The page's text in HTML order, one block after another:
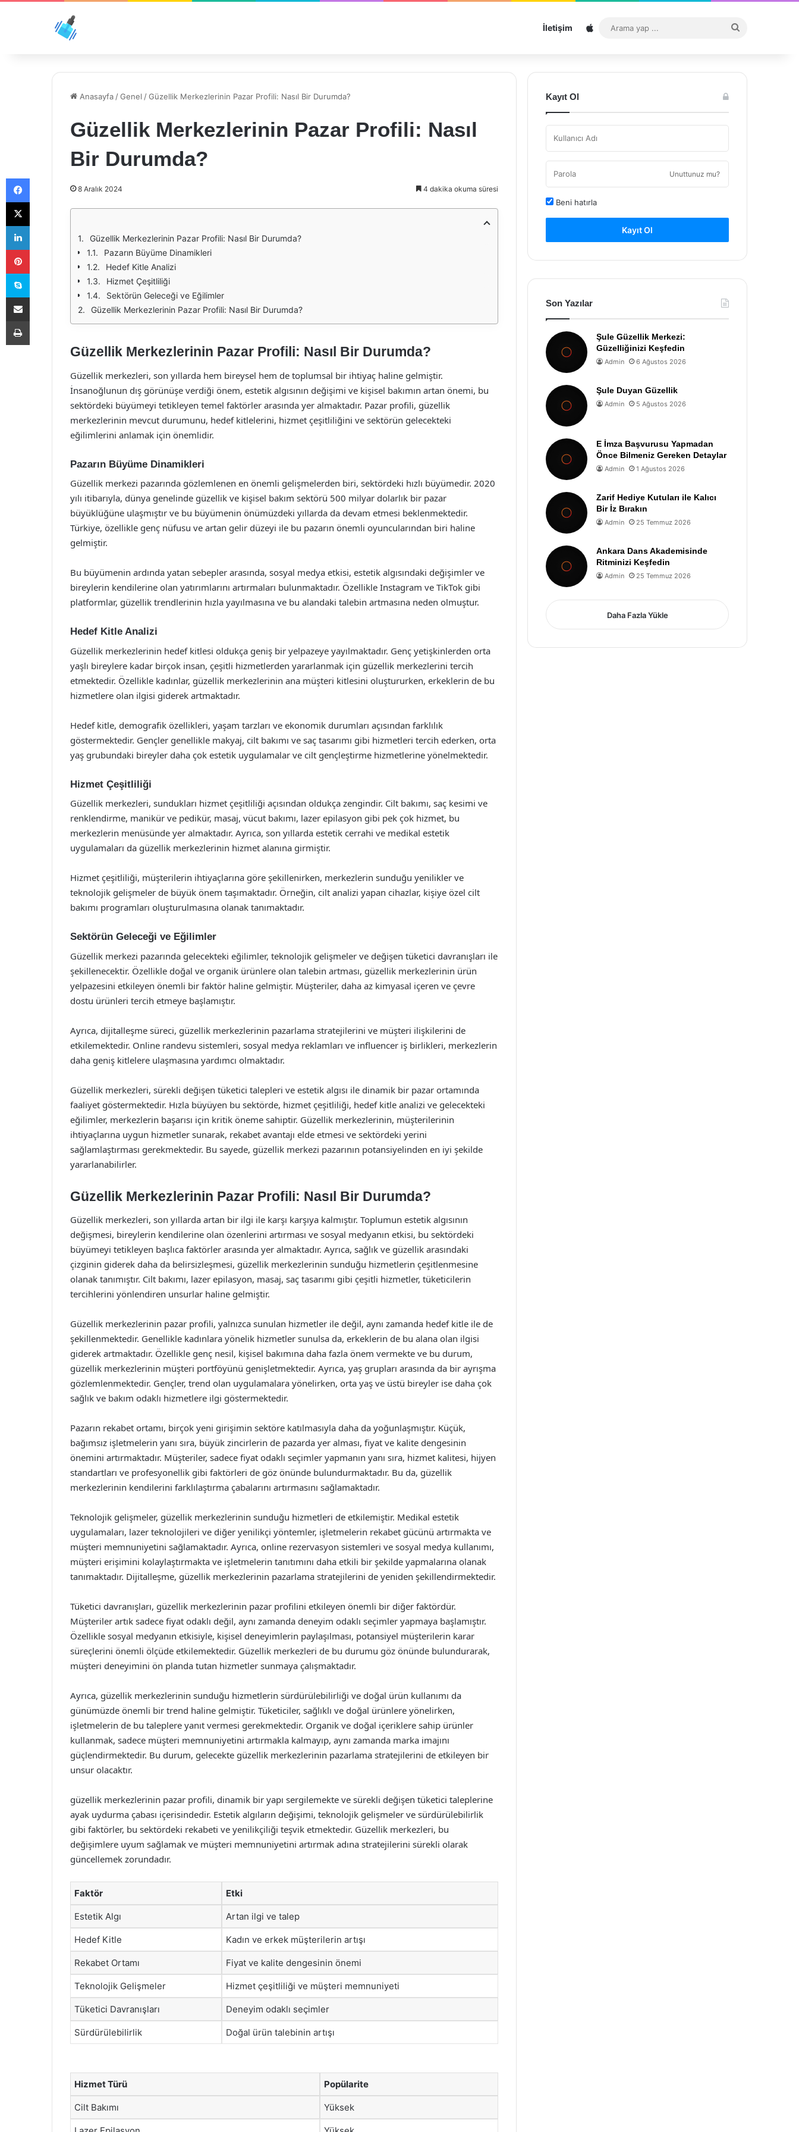
İletişim Sitemap
...
Anasayfa /Genel /Güzellik Merkezlerinin Pazar Profili: Nasıl Bir Durumda?
Güzellik Merkezlerinin Pazar Profili: Nasıl
Bir Durumda?
8 Aralık 2024 4 dakika okuma süresi
Güzellik Merkezlerinin Pazar Profili: Nasıl Bir Durumda?
Pazarın Büyüme Dinamikleri
Hedef Kitle Analizi
Hizmet Çeşitliliği
Sektörün Geleceği ve Eğilimler
Güzellik Merkezlerinin Pazar Profili: Nasıl Bir Durumda?
Güzellik Merkezlerinin Pazar Profili: Nasıl Bir Durumda?
Güzellik merkezleri, son yıllarda hem bireysel hem de toplumsal bir ihtiyaç haline gelmiştir.
İnsanoğlunun dış görünüşe verdiği önem, estetik algısının değişimi ve kişisel bakımın artan önemi, bu
sektördeki büyümeyi tetikleyen temel faktörler arasında yer almaktadır. Pazar profili, güzellik
merkezlerinin mevcut durumunu, hedef kitlelerini, hizmet çeşitliliğini ve sektörün gelecekteki
eğilimlerini anlamak için önemlidir.
Pazarın Büyüme Dinamikleri
Güzellik merkezi pazarında gözlemlenen en önemli gelişmelerden biri, sektördeki hızlı büyümedir. 2020
yılı itibarıyla, dünya genelinde güzellik ve kişisel bakım sektörü 500 milyar dolarlık bir pazar
büyüklüğüne ulaşmıştır ve bu büyümenin önümüzdeki yıllarda da devam etmesi beklenmektedir.
Türkiye, özellikle genç nüfusu ve artan gelir düzeyi ile bu pazarın önemli oyuncularından biri haline
gelmiştir.
Bu büyümenin ardında yatan sebepler arasında, sosyal medya etkisi, estetik algısındaki değişimler ve
bireylerin kendilerine olan yatırımlarını artırmaları bulunmaktadır. Özellikle Instagram ve TikTok gibi
platformlar, güzellik trendlerinin hızla yayılmasına ve bu alandaki talebin artmasına neden olmuştur.
Hedef Kitle Analizi
Güzellik merkezlerinin hedef kitlesi oldukça geniş bir yelpazeye yayılmaktadır. Genç yetişkinlerden orta
yaşlı bireylere kadar birçok insan, çeşitli hizmetlerden yararlanmak için güzellik merkezlerini tercih
etmektedir. Özellikle kadınlar, güzellik merkezlerinin ana müşteri kitlesini oluştururken, erkeklerin de bu
hizmetlere olan ilgisi giderek artmaktadır.
Hedef kitle, demografik özellikleri, yaşam tarzları ve ekonomik durumları açısından farklılık
göstermektedir. Gençler genellikle makyaj, cilt bakımı ve saç tasarımı gibi hizmetleri tercih ederken, orta
yaş grubundaki bireyler daha çok estetik uygulamalar ve cilt gençleştirme hizmetlerine yönelmektedir.
Hizmet Çeşitliliği
Güzellik merkezleri, sundukları hizmet çeşitliliği açısından oldukça zengindir. Cilt bakımı, saç kesimi ve
renklendirme, manikür ve pedikür, masaj, vücut bakımı, lazer epilasyon gibi pek çok hizmet, bu
merkezlerin menüsünde yer almaktadır. Ayrıca, son yıllarda estetik cerrahi ve medikal estetik
uygulamaları da güzellik merkezlerinin hizmet alanına girmiştir.
Hizmet çeşitliliği, müşterilerin ihtiyaçlarına göre şekillenirken, merkezlerin sunduğu yenilikler ve
teknolojik gelişmeler de büyük önem taşımaktadır. Örneğin, cilt analizi yapan cihazlar, kişiye özel cilt
bakımı programları oluşturulmasına olanak tanımaktadır.
Sektörün Geleceği ve Eğilimler
Güzellik merkezi pazarında gelecekteki eğilimler, teknolojik gelişmeler ve değişen tüketici davranışları ile
şekillenecektir. Özellikle doğal ve organik ürünlere olan talebin artması, güzellik merkezlerinin ürün
yelpazesini etkileyen önemli bir faktör haline gelmiştir. Müşteriler, daha az kimyasal içeren ve çevre
dostu ürünleri tercih etmeye başlamıştır.
Ayrıca, dijitalleşme süreci, güzellik merkezlerinin pazarlama stratejilerini ve müşteri ilişkilerini de
etkilemektedir. Online randevu sistemleri, sosyal medya reklamları ve influencer iş birlikleri, merkezlerin
daha geniş kitlelere ulaşmasına yardımcı olmaktadır.
Güzellik merkezleri, sürekli değişen tüketici talepleri ve estetik algısı ile dinamik bir pazar ortamında
faaliyet göstermektedir. Hızla büyüyen bu sektörde, hizmet çeşitliliği, hedef kitle analizi ve gelecekteki
eğilimler, merkezlerin başarısı için kritik öneme sahiptir. Güzellik merkezlerinin, müşterilerinin
ihtiyaçlarına uygun hizmetler sunarak, rekabet avantajı elde etmesi ve sektördeki yerini
sağlamlaştırması gerekmektedir. Bu sayede, güzellik merkezi pazarının potansiyelinden en iyi şekilde
yararlanabilirler.
Güzellik Merkezlerinin Pazar Profili: Nasıl Bir Durumda?
Güzellik merkezleri, son yıllarda artan bir ilgi ile karşı karşıya kalmıştır. Toplumun estetik algısının
değişmesi, bireylerin kendilerine olan özenlerini artırması ve sosyal medyanın etkisi, bu sektördeki
büyümeyi tetikleyen başlıca faktörler arasında yer almaktadır. Ayrıca, sağlık ve güzellik arasındaki
çizginin giderek daha da belirsizleşmesi, güzellik merkezlerinin sunduğu hizmetlerin çeşitlenmesine
olanak tanımıştır. Cilt bakımı, lazer epilasyon, masaj, saç tasarımı gibi çeşitli hizmetler, tüketicilerin
tercihlerini yönlendiren unsurlar haline gelmiştir.
Güzellik merkezlerinin pazar profili, yalnızca sunulan hizmetler ile değil, aynı zamanda hedef kitle ile de
şekillenmektedir. Genellikle kadınlara yönelik hizmetler sunulsa da, erkeklerin de bu alana olan ilgisi
giderek artmaktadır. Özellikle genç nesil, kişisel bakımına daha fazla önem vermekte ve bu durum,
güzellik merkezlerinin müşteri portföyünü genişletmektedir. Ayrıca, yaş grupları arasında da bir ayrışma
gözlemlenmektedir. Gençler, trend olan uygulamalara yönelirken, orta yaş ve üstü bireyler ise daha çok
sağlık ve bakım odaklı hizmetlere ilgi göstermektedir.
Pazarın rekabet ortamı, birçok yeni girişimin sektöre katılmasıyla daha da yoğunlaşmıştır. Küçük,
bağımsız işletmelerin yanı sıra, büyük zincirlerin de pazarda yer alması, fiyat ve kalite dengesinin
önemini artırmaktadır. Müşteriler, sadece fiyat odaklı seçimler yapmanın yanı sıra, hizmet kalitesi, hijyen
standartları ve profesyonellik gibi faktörleri de göz önünde bulundurmaktadır. Bu da, güzellik
merkezlerinin kendilerini farklılaştırma çabalarını artırmasını sağlamaktadır.
Teknolojik gelişmeler, güzellik merkezlerinin sunduğu hizmetleri de etkilemiştir. Medikal estetik
uygulamaları, lazer teknolojileri ve diğer yenilikçi yöntemler, işletmelerin rekabet gücünü artırmakta ve
müşteri memnuniyetini sağlamaktadır. Ayrıca, online rezervasyon sistemleri ve sosyal medya kullanımı,
müşteri erişimini kolaylaştırmakta ve işletmelerin tanıtımını daha etkili bir şekilde yapmalarına olanak
tanımaktadır. Dijitalleşme, güzellik merkezlerinin pazarlama stratejilerini de yeniden şekillendirmektedir.
Tüketici davranışları, güzellik merkezlerinin pazar profilini etkileyen önemli bir diğer faktördür.
Müşteriler artık sadece fiyat odaklı değil, aynı zamanda deneyim odaklı seçimler yapmaya başlamıştır.
Özellikle sosyal medyanın etkisiyle, kişisel deneyimlerin paylaşılması, potansiyel müşterilerin karar
süreçlerini önemli ölçüde etkilemektedir. Güzellik merkezleri de bu durumu göz önünde bulundurarak,
müşteri deneyimini ön planda tutan hizmetler sunmaya çalışmaktadır.
Ayrıca, güzellik merkezlerinin sunduğu hizmetlerin sürdürülebilirliği ve doğal ürün kullanımı da
günümüzde önemli bir trend haline gelmiştir. Tüketiciler, sağlıklı ve doğal ürünlere yönelirken,
işletmelerin de bu taleplere yanıt vermesi gerekmektedir. Organik ve doğal içeriklere sahip ürünler
kullanmak, sadece müşteri memnuniyetini artırmakla kalmayıp, aynı zamanda marka imajını
güçlendirmektedir. Bu durum, gelecekte güzellik merkezlerinin pazarlama stratejilerini de etkileyen bir
unsur olacaktır.
güzellik merkezlerinin pazar profili, dinamik bir yapı sergilemekte ve sürekli değişen tüketici taleplerine
ayak uydurma çabası içerisindedir. Estetik algıların değişimi, teknolojik gelişmeler ve sürdürülebilirlik
gibi faktörler, bu sektördeki rekabeti ve yenilikçiliği teşvik etmektedir. Güzellik merkezleri, bu
değişimlere uyum sağlamak ve müşteri memnuniyetini artırmak adına stratejilerini sürekli olarak
güncellemek zorundadır.
Faktör Etki
Estetik Algı Artan ilgi ve talep
Hedef Kitle Kadın ve erkek müşterilerin artışı
Rekabet Ortamı Fiyat ve kalite dengesinin önemi
Teknolojik Gelişmeler Hizmet çeşitliliği ve müşteri memnuniyeti
Tüketici Davranışları Deneyim odaklı seçimler
Sürdürülebilirlik Doğal ürün talebinin artışı
Hizmet Türü Popülarite
Cilt Bakımı Yüksek
Kayıt Ol
Unuttunuz mu?
Beni hatırla
Kayıt Ol
Son Yazılar
Şule Güzellik Merkezi:
Güzelliğinizi Keşfedin
Admin 6 Ağustos 2026
Şule Duyan Güzellik
Admin 5 Ağustos 2026
E İmza Başvurusu Yapmadan
Önce Bilmeniz Gereken Detaylar
Admin 1 Ağustos 2026
Zarif Hediye Kutuları ile Kalıcı
Bir İz Bırakın
Admin 25 Temmuz 2026
Ankara Dans Akademisinde
Ritminizi Keşfedin
Admin 25 Temmuz 2026
Daha Fazla Yükle
Facebook
X
LinkedIn
Pinterest
Skype
E-Posta ile paylaş